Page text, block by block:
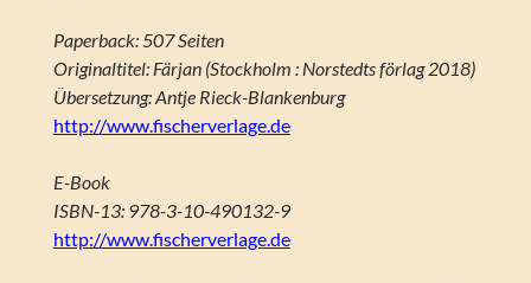
Paperback: 507 Seiten
Originaltitel: Färjan (Stockholm : Norstedts förlag 2018)
Übersetzung: Antje Rieck-Blankenburg
http://www.fischerverlage.de
E-Book
ISBN-13: 978-3-10-490132-9
http://www.fischerverlage.de